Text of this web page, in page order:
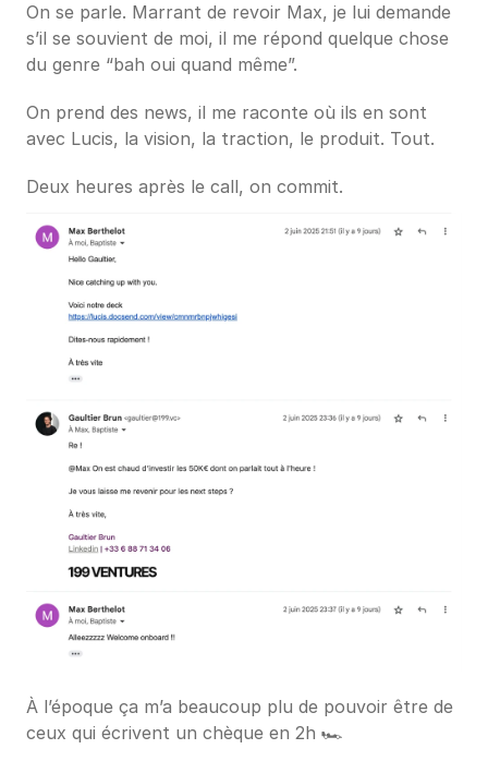
On se parle. Marrant de revoir Max, je lui demande
s’il se souvient de moi, il me répond quelque chose
du genre “bah oui quand même”.
On prend des news, il me raconte où ils en sont
avec Lucis, la vision, la traction, le produit. Tout.
Deux heures après le call, on commit.
À l’époque ça m’a beaucoup plu de pouvoir être de
ceux qui écrivent un chèque en 2h 🏎️